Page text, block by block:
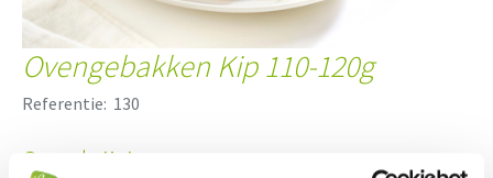
Ovengebakken Kip 110-120g
Referentie: 130
Omschrijving